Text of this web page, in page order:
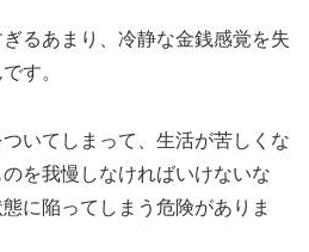
るあまり、冷静な金銭感覚を失
す。
いてしまって、生活が苦しくな
を我慢しなければいけないな
に陥ってしまう危険がありま